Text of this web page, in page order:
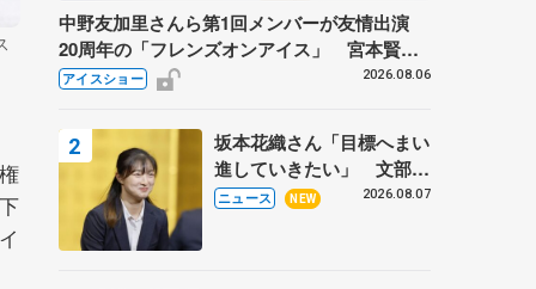
中野友加里さんら第1回メンバーが友情出演
20周年の「フレンズオンアイス」 宮本賢二
さん、有川梨絵さん、田村岳斗さんも
アイスショー 2026.08.06
坂本花織さん「目標へまい
進していきたい」 文部科
学省スポーツ表彰式で代表
ニュース NEW 2026.08.07